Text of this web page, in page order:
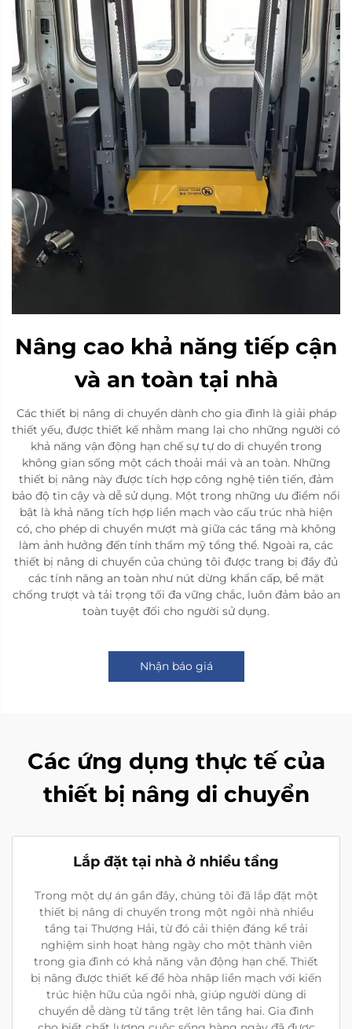
Nâng cao khả năng tiếp cận
và an toàn tại nhà
Các thiết bị nâng di chuyển dành cho gia đình là giải pháp
thiết yếu, được thiết kế nhằm mang lại cho những người có
khả năng vận động hạn chế sự tự do di chuyển trong
không gian sống một cách thoải mái và an toàn. Những
thiết bị nâng này được tích hợp công nghệ tiên tiến, đảm
bảo độ tin cậy và dễ sử dụng. Một trong những ưu điểm nổi
bật là khả năng tích hợp liền mạch vào cấu trúc nhà hiện
có, cho phép di chuyển mượt mà giữa các tầng mà không
làm ảnh hưởng đến tính thẩm mỹ tổng thể. Ngoài ra, các
thiết bị nâng di chuyển của chúng tôi được trang bị đầy đủ
các tính năng an toàn như nút dừng khẩn cấp, bề mặt
chống trượt và tải trọng tối đa vững chắc, luôn đảm bảo an
toàn tuyệt đối cho người sử dụng.
Nhận báo giá
Các ứng dụng thực tế của
thiết bị nâng di chuyển
Lắp đặt tại nhà ở nhiều tầng
Trong một dự án gần đây, chúng tôi đã lắp đặt một
thiết bị nâng di chuyển trong một ngôi nhà nhiều
tầng tại Thượng Hải, từ đó cải thiện đáng kể trải
nghiệm sinh hoạt hàng ngày cho một thành viên
trong gia đình có khả năng vận động hạn chế. Thiết
bị nâng được thiết kế để hòa nhập liền mạch với kiến
trúc hiện hữu của ngôi nhà, giúp người dùng di
chuyển dễ dàng từ tầng trệt lên tầng hai. Gia đình